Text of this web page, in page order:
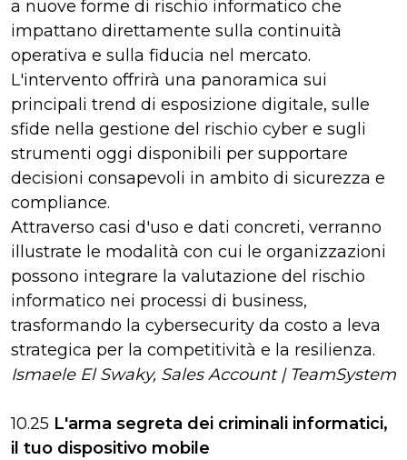
a nuove forme di rischio informatico che
impattano direttamente sulla continuità
operativa e sulla fiducia nel mercato.
L'intervento offrirà una panoramica sui
principali trend di esposizione digitale, sulle
sfide nella gestione del rischio cyber e sugli
strumenti oggi disponibili per supportare
decisioni consapevoli in ambito di sicurezza e
compliance.
Attraverso casi d'uso e dati concreti, verranno
illustrate le modalità con cui le organizzazioni
possono integrare la valutazione del rischio
informatico nei processi di business,
trasformando la cybersecurity da costo a leva
strategica per la competitività e la resilienza.
Ismaele El Swaky, Sales Account | TeamSystem
10.25 L'arma segreta dei criminali informatici,
il tuo dispositivo mobile